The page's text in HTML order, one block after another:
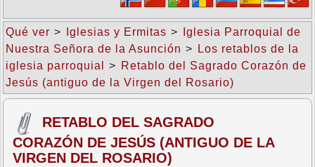
Qué ver > Iglesias y Ermitas >
Iglesia Parroquial de
Nuestra Señora de la Asunción >
Los retablos de la
iglesia parroquial
> Retablo del Sagrado Corazón de
Jesús (antiguo de la Virgen del Rosario)
RETABLO DEL SAGRADO
CORAZÓN DE JESÚS (ANTIGUO DE LA
VIRGEN DEL ROSARIO)